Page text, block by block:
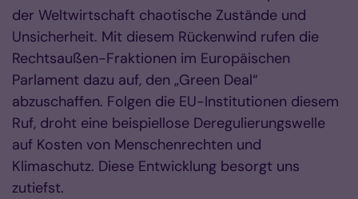
der Weltwirtschaft chaotische Zustände und
Unsicherheit. Mit diesem Rückenwind rufen die
Rechtsaußen-Fraktionen im Europäischen
Parlament dazu auf, den „Green Deal“
abzuschaffen. Folgen die EU-Institutionen diesem
Ruf, droht eine beispiellose Deregulierungswelle
auf Kosten von Menschenrechten und
Klimaschutz. Diese Entwicklung besorgt uns
zutiefst.